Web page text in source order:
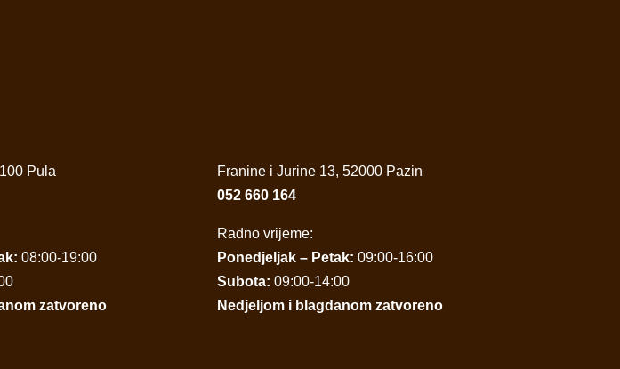
Pula
08:00-19:00
zatvoreno
Franine i Jurine 13, 52000 Pazin
052 660 164
Radno vrijeme:
Ponedjeljak – Petak: 09:00-16:00
Subota: 09:00-14:00
Nedjeljom i blagdanom zatvoreno